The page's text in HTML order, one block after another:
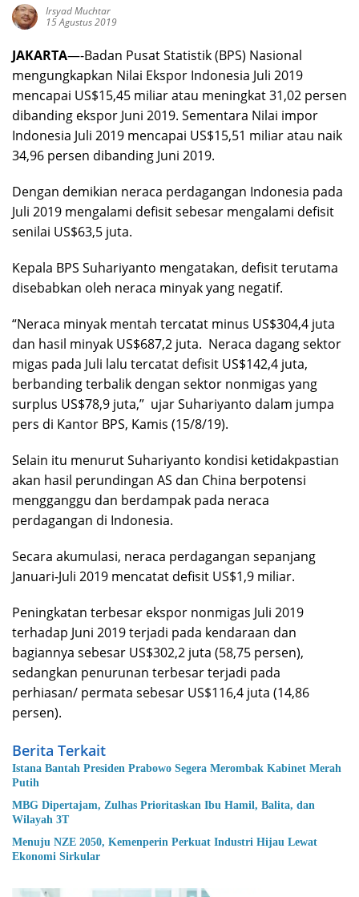
Irsyad Muchtar
15 Agustus 2019
JAKARTA—-Badan Pusat Statistik (BPS) Nasional
mengungkapkan Nilai Ekspor Indonesia Juli 2019
mencapai US$15,45 miliar atau meningkat 31,02 persen
dibanding ekspor Juni 2019. Sementara Nilai impor
Indonesia Juli 2019 mencapai US$15,51 miliar atau naik
34,96 persen dibanding Juni 2019.
Dengan demikian neraca perdagangan Indonesia pada
Juli 2019 mengalami defisit sebesar mengalami defisit
senilai US$63,5 juta.
Kepala BPS Suhariyanto mengatakan, defisit terutama
disebabkan oleh neraca minyak yang negatif.
“Neraca minyak mentah tercatat minus US$304,4 juta
dan hasil minyak US$687,2 juta. Neraca dagang sektor
migas pada Juli lalu tercatat defisit US$142,4 juta,
berbanding terbalik dengan sektor nonmigas yang
surplus US$78,9 juta,” ujar Suhariyanto dalam jumpa
pers di Kantor BPS, Kamis (15/8/19).
Selain itu menurut Suhariyanto kondisi ketidakpastian
akan hasil perundingan AS dan China berpotensi
mengganggu dan berdampak pada neraca
perdagangan di Indonesia.
Secara akumulasi, neraca perdagangan sepanjang
Januari-Juli 2019 mencatat defisit US$1,9 miliar.
Peningkatan terbesar ekspor nonmigas Juli 2019
terhadap Juni 2019 terjadi pada kendaraan dan
bagiannya sebesar US$302,2 juta (58,75 persen),
sedangkan penurunan terbesar terjadi pada
perhiasan/ permata sebesar US$116,4 juta (14,86
persen).
Berita Terkait
Istana Bantah Presiden Prabowo Segera Merombak Kabinet Merah
Putih
MBG Dipertajam, Zulhas Prioritaskan Ibu Hamil, Balita, dan
Wilayah 3T
Menuju NZE 2050, Kemenperin Perkuat Industri Hijau Lewat
Ekonomi Sirkular